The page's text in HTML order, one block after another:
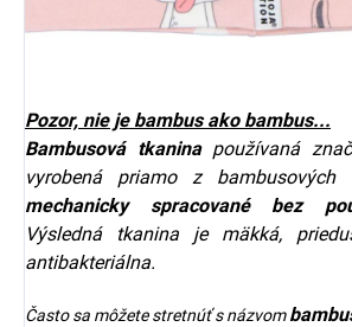
Pozor, nie je bambus ako bambus...
Bambusová tkaninapoužívaná
vyrobená priamo z bambusových
mechanicky spracované bez
Výsledná tkanina je mäkká,
antibakteriálna.
Často sa môžete stretnúť s názvom